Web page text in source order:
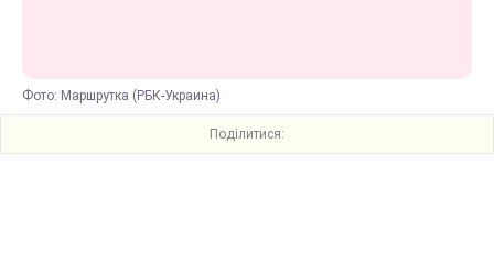
Фото: Маршрутка (РБК-Украина)
Поділитися: